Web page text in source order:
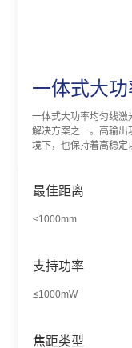
一体式大
一体式大功率均匀线
解决方案之一。高输出
境下，也保持着高稳定
最佳距离
≤1000mm
支持功率
≤1000mW
焦距类型